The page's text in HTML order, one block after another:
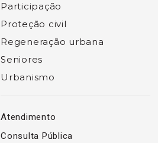
Participação
Proteção civil
Regeneração urbana
Seniores
Urbanismo
Atendimento
Consulta Pública